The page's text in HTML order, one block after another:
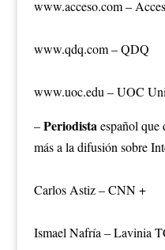
www.acceso.com –
www.qdq.com – QDQ
www.uoc.edu – UOC
–Periodista español que
más a la difusión sobre
Carlos Astiz – CNN +
Ismael Nafría – Lavinia